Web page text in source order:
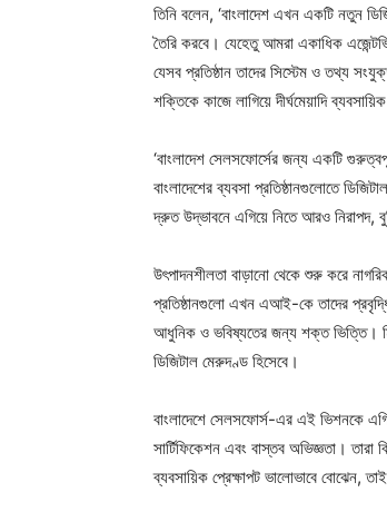
তিনি বলেন, ‘বাংলাদেশ এখন একটি নতুন
তৈরি করবে। যেহেতু আমরা একাধিক
যেসব প্রতিষ্ঠান তাদের সিস্টেম ও তথ্য
শক্তিকে কাজে লাগিয়ে দীর্ঘমেয়াদি
‘বাংলাদেশ সেলসফোর্সের জন্য একটি
বাংলাদেশের ব্যবসা প্রতিষ্ঠানগুলোতে
দ্রুত উদ্ভাবনে এগিয়ে নিতে আরও নিরাপদ,
উৎপাদনশীলতা বাড়ানো থেকে শুরু করে
প্রতিষ্ঠানগুলো এখন এআই-কে তাদের
আধুনিক ও ভবিষ্যতের জন্য শক্ত ভিত্তি।
ডিজিটাল মেরুদণ্ড হিসেবে।
বাংলাদেশে সেলসফোর্স-এর এই ভিশনকে
সার্টিফিকেশন এবং বাস্তব অভিজ্ঞতা। তারা
ব্যবসায়িক প্রেক্ষাপট ভালোভাবে বোঝেন,